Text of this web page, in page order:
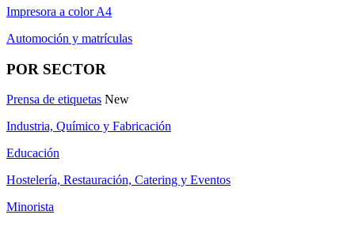
Impresora a color A4
Automoción y matrículas
POR SECTOR
Prensa de etiquetas New
Industria, Químico y Fabricación
Educación
Hostelería, Restauración, Catering y Eventos
Minorista